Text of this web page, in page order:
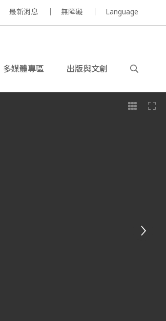
最新消息 無障礙 Language
多媒體專區 出版與文創